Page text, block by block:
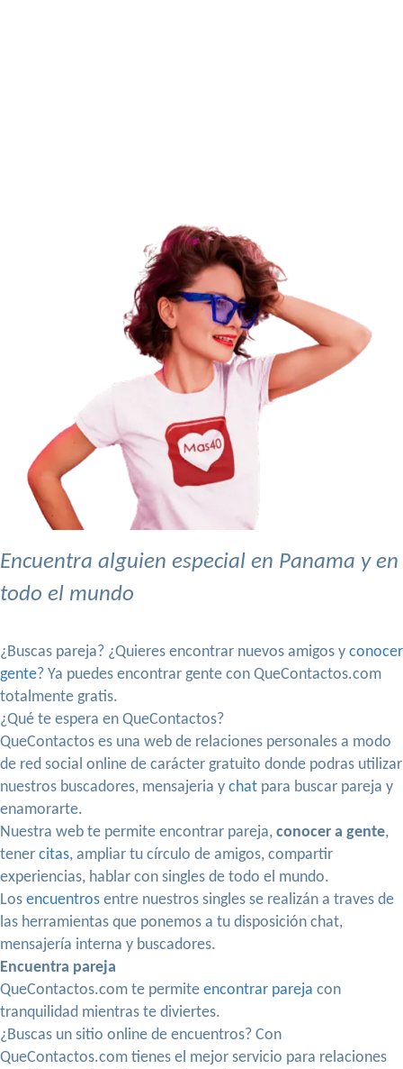
Encuentra alguien especial en Panama y en
todo el mundo
¿Buscas pareja? ¿Quieres encontrar nuevos amigos y conocer
gente? Ya puedes encontrar gente con QueContactos.com
totalmente gratis.
¿Qué te espera en QueContactos?
QueContactos es una web de relaciones personales a modo
de red social online de carácter gratuito donde podras utilizar
nuestros buscadores, mensajeria y chat para buscar pareja y
enamorarte.
Nuestra web te permite encontrar pareja, conocer a gente,
tener citas, ampliar tu círculo de amigos, compartir
experiencias, hablar con singles de todo el mundo.
Los encuentros entre nuestros singles se realizán a traves de
las herramientas que ponemos a tu disposición chat,
mensajería interna y buscadores.
Encuentra pareja
QueContactos.com te permite encontrar pareja con
tranquilidad mientras te diviertes.
¿Buscas un sitio online de encuentros? Con
QueContactos.com tienes el mejor servicio para relaciones